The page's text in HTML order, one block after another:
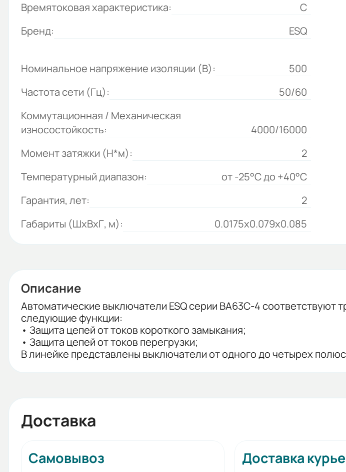
Времятоковая характеристика:
C
Бренд:
ESQ
Номинальное напряжение изоляции (В): 500
Частота сети (Гц):
50/60
Коммутационная / Механическая
износостойкость:
4000/16000
Момент затяжки (Н*м):
2
Температурный диапазон:
от -25°C до +40°C
Гарантия, лет:
2
Габариты (ШхВхГ, м):
0.0175x0.079x0.085
Описание
Автоматические выключатели ESQ серии ВА63С-4
следующие функции:
• Защита цепей от токов короткого замыкания;
• Защита цепей от токов перегрузки;
В линейке представлены выключатели от одного до четырех
Доставка
Самовывоз Доставка